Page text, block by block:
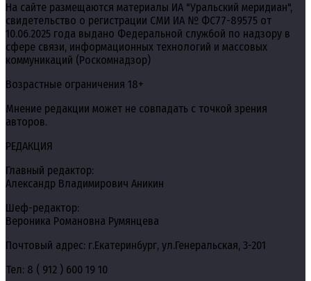
На сайте размещаются материалы ИА "Уральский меридиан",
свидетельство о регистрации СМИ ИА № ФС77-89575 от
10.06.2025 года выдано Федеральной службой по надзору в
сфере связи, информационных технологий и массовых
коммуникаций (Роскомнадзор)
Возрастные ограничения 18+
Мнение редакции может не совпадать с точкой зрения
авторов.
РЕДАКЦИЯ
Главный редактор:
Александр Владимирович Аникин
Шеф-редактор:
Вероника Романовна Румянцева
Почтовый адрес: г.Екатеринбург, ул.Генеральская, 3-201
Тел: 8 ( 912 ) 600 19 10